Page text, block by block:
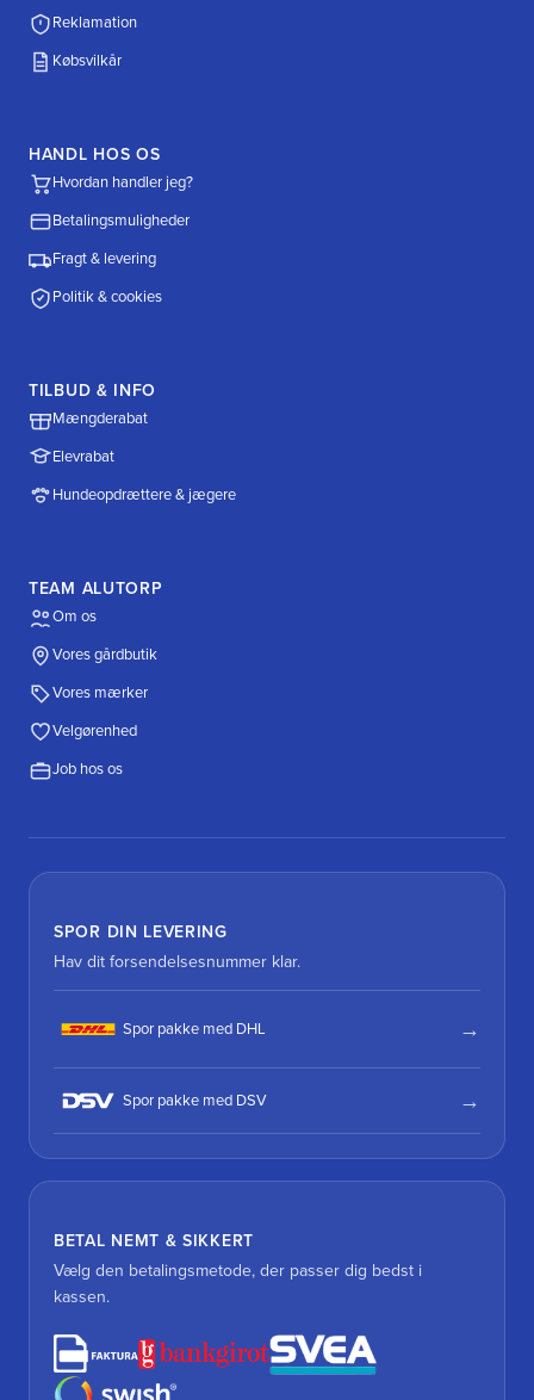
Reklamation
Købsvilkår
HANDL HOS OS
Hvordan handler jeg?
Betalingsmuligheder
Fragt & levering
Politik & cookies
TILBUD & INFO
Mængderabat
Elevrabat
Hundeopdrættere & jægere
TEAM ALUTORP
Om os
Vores gårdbutik
Vores mærker
Velgørenhed
Job hos os
SPOR DIN LEVERING
Hav dit forsendelsesnummer klar.
Spor pakke med DHL
Spor pakke med DSV
BETAL NEMT & SIKKERT
Vælg den betalingsmetode, der passer dig bedst i
kassen.